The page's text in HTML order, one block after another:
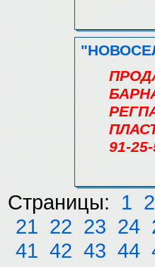
91-
Страницы: 1 2
21 22 23 24
41 42 43 44